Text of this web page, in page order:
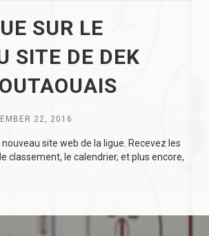
SUR LE
SITE DE DEK
22, 2016
site web de la ligue. Recevez les
classement, le calendrier, et plus encore,